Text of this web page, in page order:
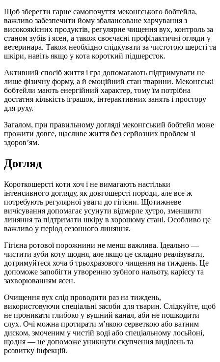
Щоб зберегти гарне самопочуття меконгського бобтейла,
важливо забезпечити йому збалансоване харчування з
високоякісних продуктів, регулярне чищення вух, контроль за
станом зубів і ясен, а також своєчасні профілактичні огляди у
ветеринара. Також необхідно слідкувати за чистотою шерсті та
шкіри, навіть якщо у кота короткий підшерсток.
Активний спосіб життя і гра допомагають підтримувати не
лише фізичну форму, а й емоційний стан тварини. Меконгські
бобтейли мають енергійний характер, тому їм потрібна
достатня кількість іграшок, інтерактивних занять і простору
для руху.
Загалом, при правильному догляді меконгський бобтейл може
прожити довге, щасливе життя без серйозних проблем зі
здоров’ям.
Догляд
Короткошерсті коти хоч і не вимагають настільки
інтенсивного догляду, як довгошерсті породи, але все ж
потребують регулярної уваги до гігієни. Щотижневе
вичісування допомагає усунути відмерле хутро, зменшити
линяння та підтримати шкіру в хорошому стані. Особливо це
важливо у період сезонного линяння.
Гігієна ротової порожнини не менш важлива. Ідеально —
чистити зуби коту щодня, але якщо це складно реалізувати,
дотримуйтеся хоча б трьохразового чищення на тиждень. Це
допоможе запобігти утворенню зубного нальоту, карієсу та
захворюванням ясен.
Очищення вух слід проводити раз на тиждень,
використовуючи спеціальні засоби для тварин. Слідкуйте, щоб
не проникати глибоко у вушний канал, аби не пошкодити
слух. Очі можна протирати м’якою серветкою або ватним
диском, змоченим у чистій воді або спеціальному лосьйоні,
щодня — це допоможе уникнути скупчення виділень та
розвитку інфекцій.